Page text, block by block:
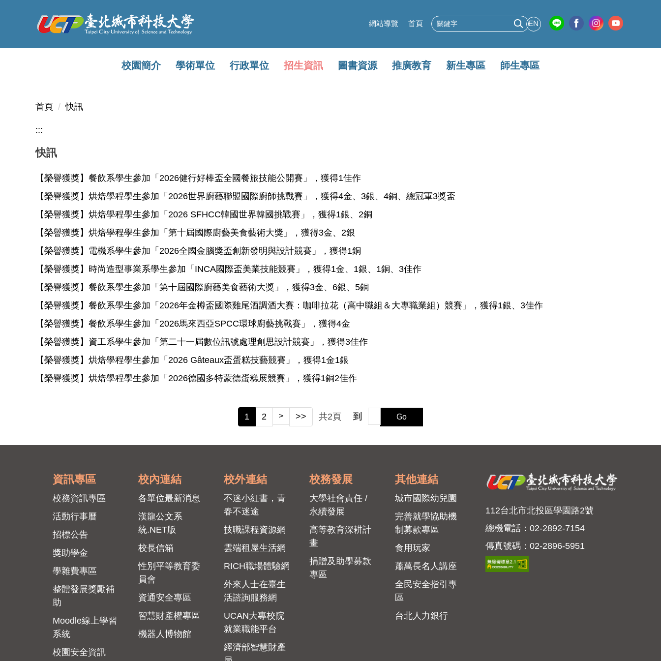
要
網站導覽 首頁 EN
校園簡介 學術單位 行政單位 招生資訊 圖書資源 推廣教育 新生專區 師生專區
首頁 快訊
:::
快訊
【榮譽獲獎】餐飲系學生參加「2026健行好棒盃全國餐旅技能公開賽」，獲得1佳作
【榮譽獲獎】烘焙學程學生參加「2026世界廚藝聯盟國際廚師挑戰賽」，獲得4金、3銀、4銅、總冠軍3獎盃
【榮譽獲獎】烘焙學程學生參加「2026 SFHCC韓國世界韓國挑戰賽」，獲得1銀、2銅
【榮譽獲獎】烘焙學程學生參加「第十屆國際廚藝美食藝術大獎」，獲得3金、2銀
【榮譽獲獎】電機系學生參加「2026全國金腦獎盃創新發明與設計競賽」，獲得1銅
【榮譽獲獎】時尚造型事業系學生參加「INCA國際盃美業技能競賽」，獲得1金、1銀、1銅、3佳作
【榮譽獲獎】餐飲系學生參加「第十屆國際廚藝美食藝術大獎」，獲得3金、6銀、5銅
【榮譽獲獎】餐飲系學生參加「2026年金樽盃國際雞尾酒調酒大賽：咖啡拉花（高中職組＆大專職業組）競賽」，獲得1銀、3佳作
【榮譽獲獎】餐飲系學生參加「2026馬來西亞SPCC環球廚藝挑戰賽」，獲得4金
【榮譽獲獎】資工系學生參加「第二十一屆數位訊號處理創思設計競賽」，獲得3佳作
【榮譽獲獎】烘焙學程學生參加「2026 Gâteaux盃蛋糕技藝競賽」，獲得1金1銀
【榮譽獲獎】烘焙學程學生參加「2026德國多特蒙德蛋糕展競賽」，獲得1銅2佳作
1 2 > >> 共2頁 到 Go
資訊專區
校務資訊專區
活動行事曆
招標公告
獎助學金
學雜費專區
整體發展獎勵補
助
Moodle線上學習
系統
校園安全資訊
校內連結
各單位最新消息
漢龍公文系
統.NET版
校長信箱
性別平等教育委
員會
資通安全專區
智慧財產權專區
機器人博物館
校外連結
不迷小紅書，青
春不迷途
技職課程資源網
雲端租屋生活網
RICH職場體驗網
外來人士在臺生
活諮詢服務網
UCAN大專校院
就業職能平台
經濟部智慧財產
校務發展
大學社會責任 /
永續發展
高等教育深耕計
畫
捐贈及助學募款
專區
其他連結
城市國際幼兒園
完善就學協助機
制募款專區
食用玩家
蕭萬長名人講座
全民安全指引專
區
台北人力銀行
112台北市北投區學園路2號
總機電話：02-2892-7154
傳真號碼：02-2896-5951